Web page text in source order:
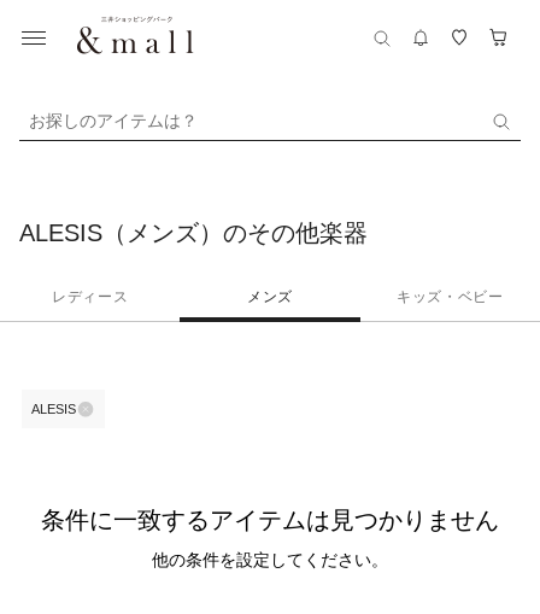
お探しのアイテムは？
ALESIS（メンズ）のその他楽器
レディース メンズ キッズ・ベビー
ALESIS
条件に一致するアイテムは見つかりません
他の条件を設定してください。